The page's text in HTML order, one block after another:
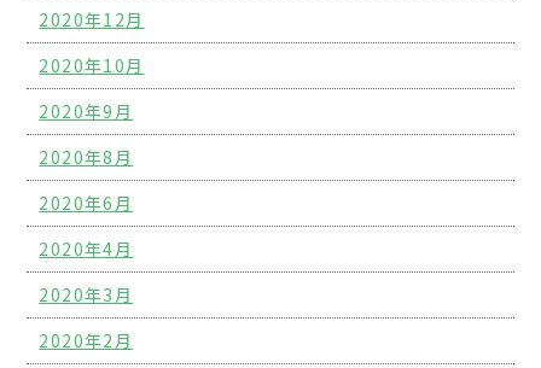
2020年12月
2020年10月
2020年9月
2020年8月
2020年6月
2020年4月
2020年3月
2020年2月